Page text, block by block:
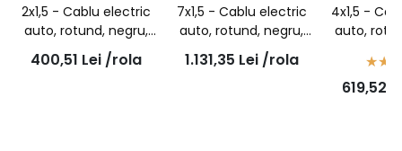
2x1,5 - Cablu electric
auto, rotund, negru,
FLYY 2x1,5 mmp, rola
50ml
400,51 Lei /rola
7x1,5 - Cablu electric
auto, rotund, negru,
FLYY 7x1,5 mmp, rola
50ml
1.131,35 Lei /rola
4x1,5 -
auto,
619,52